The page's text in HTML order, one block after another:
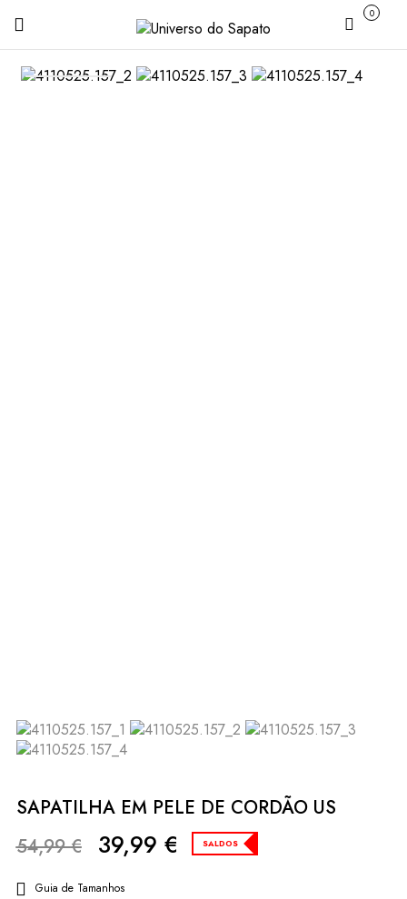
Carrinho
0
SAPATILHA EM PELE DE CORDÃO US
54,99€ 39,99 € SALDOS
Guia de Tamanhos